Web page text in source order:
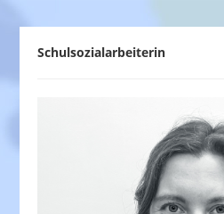
Schulsozialarbeiterin